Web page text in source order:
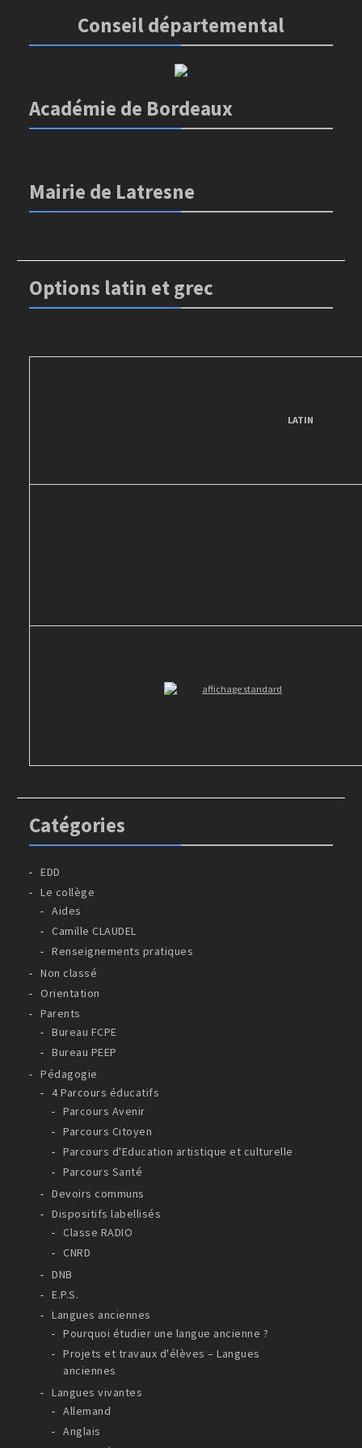
Conseil départemental
Académie de Bordeaux
Mairie de Latresne
Options latin et grec
LATIN
Catégories
EDD
Le collège
Aides
Camille CLAUDEL
Renseignements pratiques
Non classé
Orientation
Parents
Bureau FCPE
Bureau PEEP
Pédagogie
4 Parcours éducatifs
Parcours Avenir
Parcours Citoyen
Parcours d'Education artistique et culturelle
Parcours Santé
Devoirs communs
Dispositifs labellisés
Classe RADIO
CNRD
DNB
E.P.S.
Langues anciennes
Pourquoi étudier une langue ancienne ?
Projets et travaux d'élèves – Langues
anciennes
Langues vivantes
Allemand
Anglais